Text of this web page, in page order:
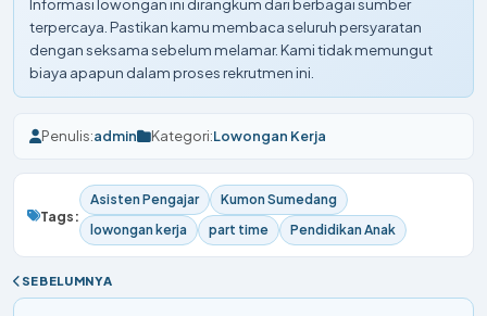
Informasi lowongan ini dirangkum dari berbagai sumber
terpercaya. Pastikan kamu membaca seluruh persyaratan
dengan seksama sebelum melamar. Kami tidak memungut
biaya apapun dalam proses rekrutmen ini.
Penulis:admin Kategori:Lowongan Kerja
Tags:
Asisten Pengajar
Kumon Sumedang
lowongan kerja
part time Pendidikan Anak
SEBELUMNYA